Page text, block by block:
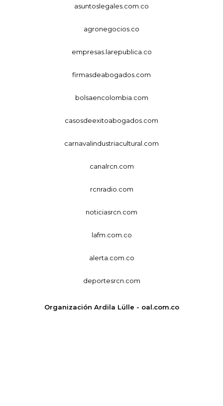
asuntoslegales.com.co
agronegocios.co
empresas.larepublica.co
firmasdeabogados.com
bolsaencolombia.com
casosdeexitoabogados.com
carnavalindustriacultural.com
canalrcn.com
rcnradio.com
noticiasrcn.com
lafm.com.co
alerta.com.co
deportesrcn.com
Organización Ardila Lülle - oal.com.co